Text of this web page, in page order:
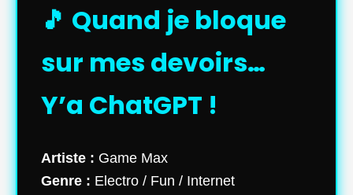
🎵 Quand je bloque
sur mes devoirs…
Y’a ChatGPT !
Artiste : Game Max
Genre : Electro / Fun / Internet